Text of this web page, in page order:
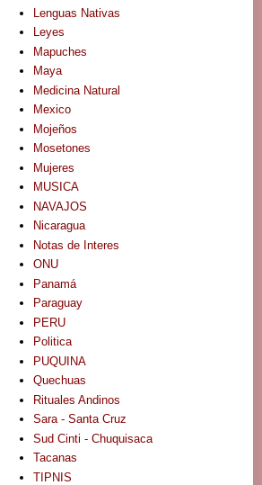
Lenguas Nativas
Leyes
Mapuches
Maya
Medicina Natural
Mexico
Mojeños
Mosetones
Mujeres
MUSICA
NAVAJOS
Nicaragua
Notas de Interes
ONU
Panamá
Paraguay
PERU
Politica
PUQUINA
Quechuas
Rituales Andinos
Sara - Santa Cruz
Sud Cinti - Chuquisaca
Tacanas
TIPNIS